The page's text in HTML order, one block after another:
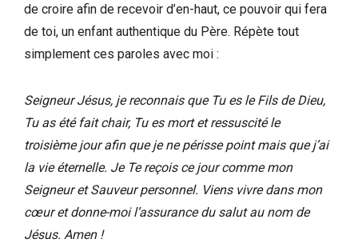
de croire afin de recevoir d’en-haut, ce pouvoir qui fera
de toi, un enfant authentique du Père. Répète tout
simplement ces paroles avec moi :
Seigneur Jésus, je reconnais que Tu es le Fils de Dieu,
Tu as été fait chair, Tu es mort et ressuscité le
troisième jour afin que je ne périsse point mais que j’ai
la vie éternelle. Je Te reçois ce jour comme mon
Seigneur et Sauveur personnel. Viens vivre dans mon
cœur et donne-moi l’assurance du salut au nom de
Jésus. Amen !